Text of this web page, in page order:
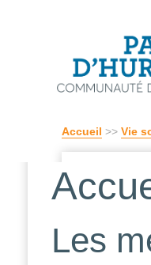
Accueil >> Vie
Les